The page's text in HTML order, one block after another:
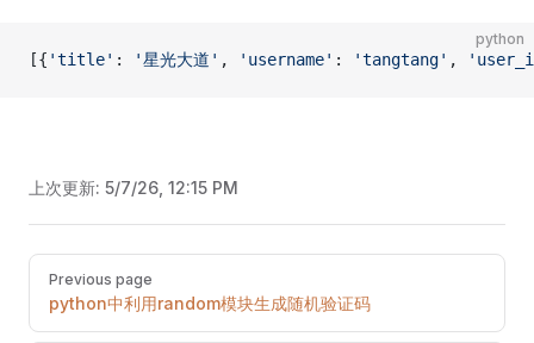
python
[{ 'title' : '星光大道' , 'username' : 'tangtang' ,
上次更新: 5/7/26, 12:15 PM
Pager
Previous page
python中利用random模块生成随机验证码